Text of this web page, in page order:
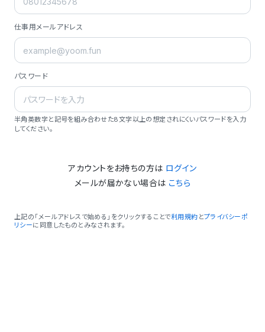
仕事用メールアドレス
パスワード
半角英数字と記号を組み合わせた8文字以上の想定されにくいパスワードを入力
してください。
アカウントをお持ちの方は ログイン
メールが届かない場合は こちら
上記の「メールアドレスで始める」をクリックすることで利用規約 とプライバシーポ
リシーに同意したものとみなされます。